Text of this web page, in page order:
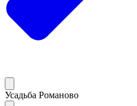
Усадьба Романово